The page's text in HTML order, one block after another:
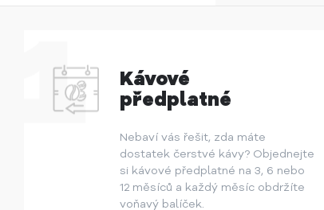
Kávové
předplatné
Nebaví vás řešit, zda máte
dostatek čerstvé kávy? Objednejte
si kávové předplatné na 3, 6 nebo
12 měsíců a každý měsíc obdržíte
voňavý balíček.